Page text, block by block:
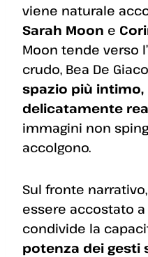
viene naturale
Sarah Moon e
Moon tende verso
crudo, Bea De
spazio più
delicatamente
immagini non
accolgono.
Sul fronte
essere accostato a
condivide la
potenza dei gesti